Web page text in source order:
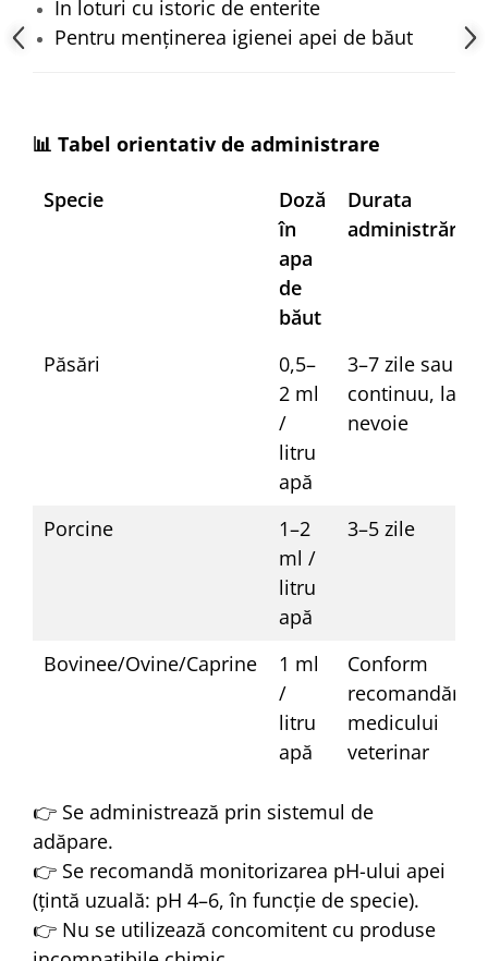
În loturi cu istoric de enterite
Pentru menținerea igienei apei de băut
📊 Tabel orientativ de administrare
Specie
Doză
în
apa
de
băut
Durata
administrării
Păsări
0,5–
2 ml
/
litru
apă
3–7 zile sau
continuu, la
nevoie
Porcine
1–2
ml /
litru
apă
3–5 zile
Bovinee/Ovine/Caprine
1 ml
/
litru
apă
Conform
recomandării
medicului
veterinar
👉 Se administrează prin sistemul de
adăpare.
👉 Se recomandă monitorizarea pH-ului apei
(țintă uzuală: pH 4–6, în funcție de specie).
👉 Nu se utilizează concomitent cu produse